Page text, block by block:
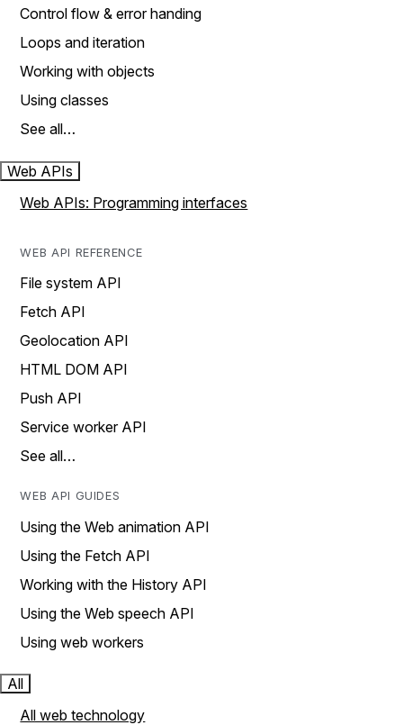
Control flow & error handing
Loops and iteration
Working with objects
Using classes
See all…
Web APIs
Web APIs: Programming interfaces
WEB API REFERENCE
File system API
Fetch API
Geolocation API
HTML DOM API
Push API
Service worker API
See all…
WEB API GUIDES
Using the Web animation API
Using the Fetch API
Working with the History API
Using the Web speech API
Using web workers
All
All web technology